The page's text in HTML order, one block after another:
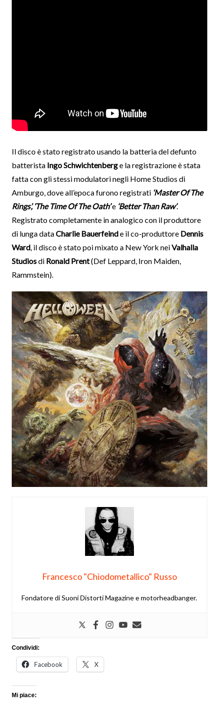
Il disco è stato registrato usando la batteria del defunto
batterista IngoSchwichtenberge la registrazione è stata
fatta con gli stessi modulatori negli Home Studios di
Amburgo, dove all’epoca furono registrati ‘Master Of The
Rings’, ‘The Time Of The Oath’e ‘Better Than Raw’.
Registrato completamente in analogico con il produttore
di lunga dataCharlie Bauerfeinde il co-produttore Dennis
Ward, il disco è stato poi mixato a New York neiValhalla
Studiosdi Ronald Prent(Def Leppard, Iron Maiden,
Rammstein).
Francesco "Chiodometallico" Russo
Fondatore di Suoni Distorti Magazine e motorheadbanger.
Condividi:
Facebook X
Mi piace: